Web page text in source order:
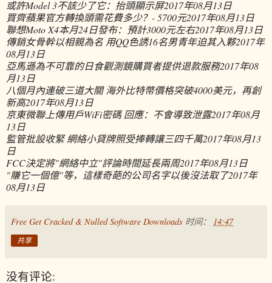
或許Model 3不該少了它：抬頭顯示屏2017年08月13日
買齊蘋果官方轉換頭需花費多少？- 5700元2017年08月13日
聯想Moto X4本月24日發布：預計3000元左右2017年08月13日
傳銷女骨幹以相親為名 用QQ色誘16名男青年迫其入夥2017年
08月13日
亞馬遜為不可靠的日食觀測鏡購買者提供退款服務2017年08
月13日
八個月內連破三道大關 海外比特幣價格突破4000美元，再創
新高2017年08月13日
京東微聯上傳用戶WiFi密碼 回應：不會導致泄露2017年08月
13日
監管批設收緊 網絡小貸牌照受捧轉讓三四千萬2017年08月13
日
FCC決定將"網絡中立"評論時間延長兩周2017年08月13日
"賺它一個億"等，這樣奇葩的公司名字以後沒法取了2017年
08月13日
Free Get Cracked & Nulled Software Downloads 时间： 14:47
共享
没有评论: